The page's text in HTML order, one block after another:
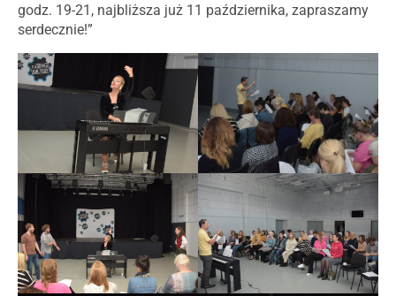
godz. 19-21, najbliższa już 11 października, zapraszamy
serdecznie!”